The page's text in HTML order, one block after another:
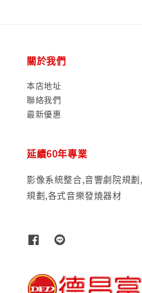
關於我們
本店地址
聯絡我們
最新優惠
延續60年專業
影像系統整合,音響劇院規
規劃,各式音樂發燒器材